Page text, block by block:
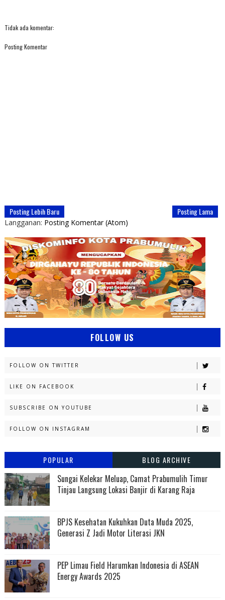
Tidak ada komentar:
Posting Komentar
Posting Lebih Baru Posting Lama
Langganan: Posting Komentar (Atom)
FOLLOW US
FOLLOW ON TWITTER
LIKE ON FACEBOOK
SUBSCRIBE ON YOUTUBE
FOLLOW ON INSTAGRAM
POPULAR BLOG ARCHIVE
Sungai Kelekar Meluap, Camat Prabumulih Timur
Tinjau Langsung Lokasi Banjir di Karang Raja
BPJS Kesehatan Kukuhkan Duta Muda 2025,
Generasi Z Jadi Motor Literasi JKN
PEP Limau Field Harumkan Indonesia di ASEAN
Energy Awards 2025